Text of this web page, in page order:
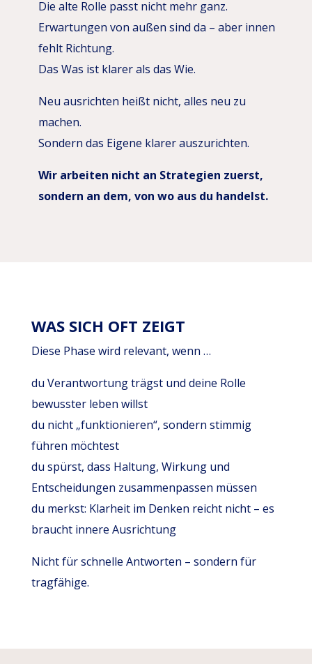
Die alte Rolle passt nicht mehr ganz.
Erwartungen von außen sind da – aber innen
fehlt Richtung.
Das Was ist klarer als das Wie.
Neu ausrichten heißt nicht, alles neu zu
machen.
Sondern das Eigene klarer auszurichten.
Wir arbeiten nicht an Strategien zuerst,
sondern an dem, von wo aus du handelst.
WAS SICH OFT ZEIGT
Diese Phase wird relevant, wenn …
du Verantwortung trägst und deine Rolle
bewusster leben willst
du nicht „funktionieren“, sondern stimmig
führen möchtest
du spürst, dass Haltung, Wirkung und
Entscheidungen zusammenpassen müssen
du merkst: Klarheit im Denken reicht nicht – es
braucht innere Ausrichtung
Nicht für schnelle Antworten – sondern für
tragfähige.